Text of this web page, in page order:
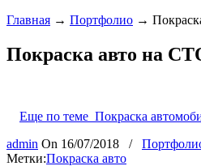
Главная → Портфолио →
Покраска авто на
Еще по теме Покраска
admin On 16/07/2018 /
Метки:Покраска авто